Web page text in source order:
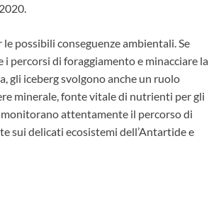
possibili conseguenze ambientali. Se
i percorsi di foraggiamento e minacciare la
gli iceberg svolgono anche un ruolo
minerale, fonte vitale di nutrienti per gli
attentamente il percorso di
sui delicati ecosistemi dell’Antartide e